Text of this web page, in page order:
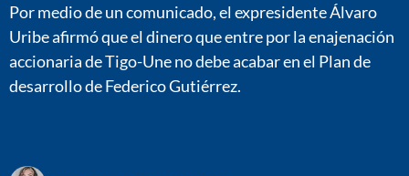
Por medio de un comunicado, el expresidente Álvaro
Uribe afirmó que el dinero que entre por la enajenación
accionaria de Tigo-Une no debe acabar en el Plan de
desarrollo de Federico Gutiérrez.